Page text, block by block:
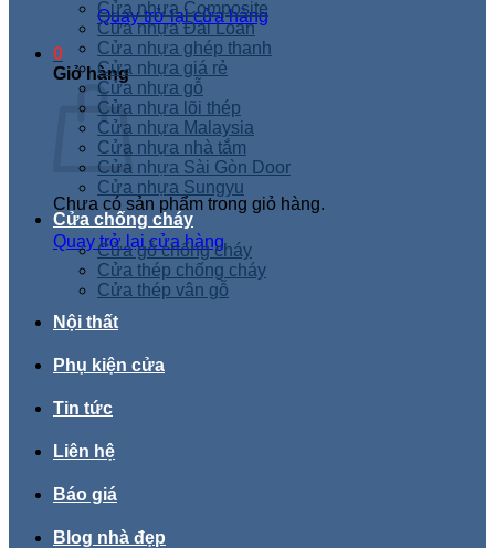
Quay trở lại cửa hàng
0
Giỏ hàng
Chưa có sản phẩm trong giỏ hàng.
Quay trở lại cửa hàng
Cửa nhựa Composite
Cửa nhựa Đài Loan
Cửa nhựa ghép thanh
Cửa nhựa giá rẻ
Cửa nhựa gỗ
Cửa nhựa lõi thép
Cửa nhựa Malaysia
Cửa nhựa nhà tắm
Cửa nhựa Sài Gòn Door
Cửa nhựa Sungyu
Cửa chống cháy
Cửa gỗ chống cháy
Cửa thép chống cháy
Cửa thép vân gỗ
Nội thất
Phụ kiện cửa
Tin tức
Liên hệ
Báo giá
Blog nhà đẹp